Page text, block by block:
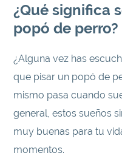
¿Qué significa
popó de perro?
¿Alguna vez has
que pisar un popó de
mismo pasa cuando
general, estos sueños
muy buenas para tu
momentos.